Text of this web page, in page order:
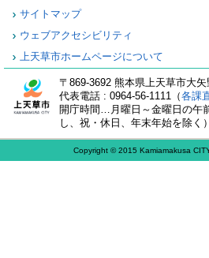
サイトマップ
ウェブアクセシビリティ
上天草市ホームページについて
〒869-3692 熊本県上天草市大
代表電話 : 0964-56-1111（各課
開庁時間…月曜日～金曜日の午
し、祝・休日、年末年始を除く）
Copyright © 2015 Kamiamakusa